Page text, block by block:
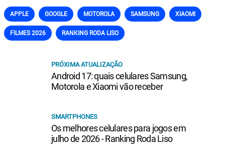
APPLE GOOGLE MOTOROLA SAMSUNG XIAOMI
FILMES 2026 RANKING RODA LISO
PRÓXIMA ATUALIZAÇÃO
Android 17: quais celulares Samsung,
Motorola e Xiaomi vão receber
SMARTPHONES
Os melhores celulares para jogos em
julho de 2026 - Ranking Roda Liso